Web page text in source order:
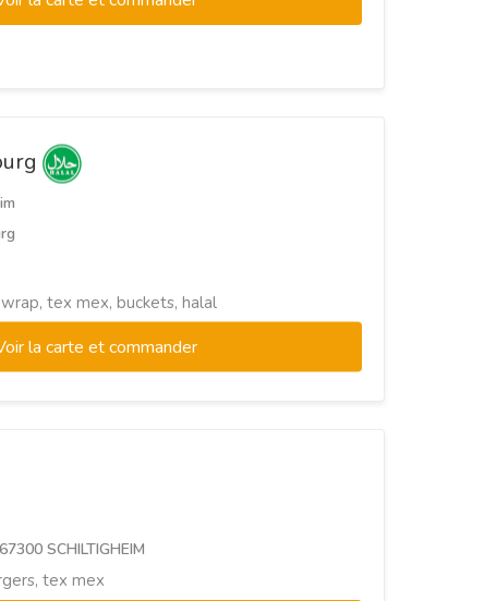
tex mex, buckets, halal
la carte et commander
SCHILTIGHEIM
tex mex